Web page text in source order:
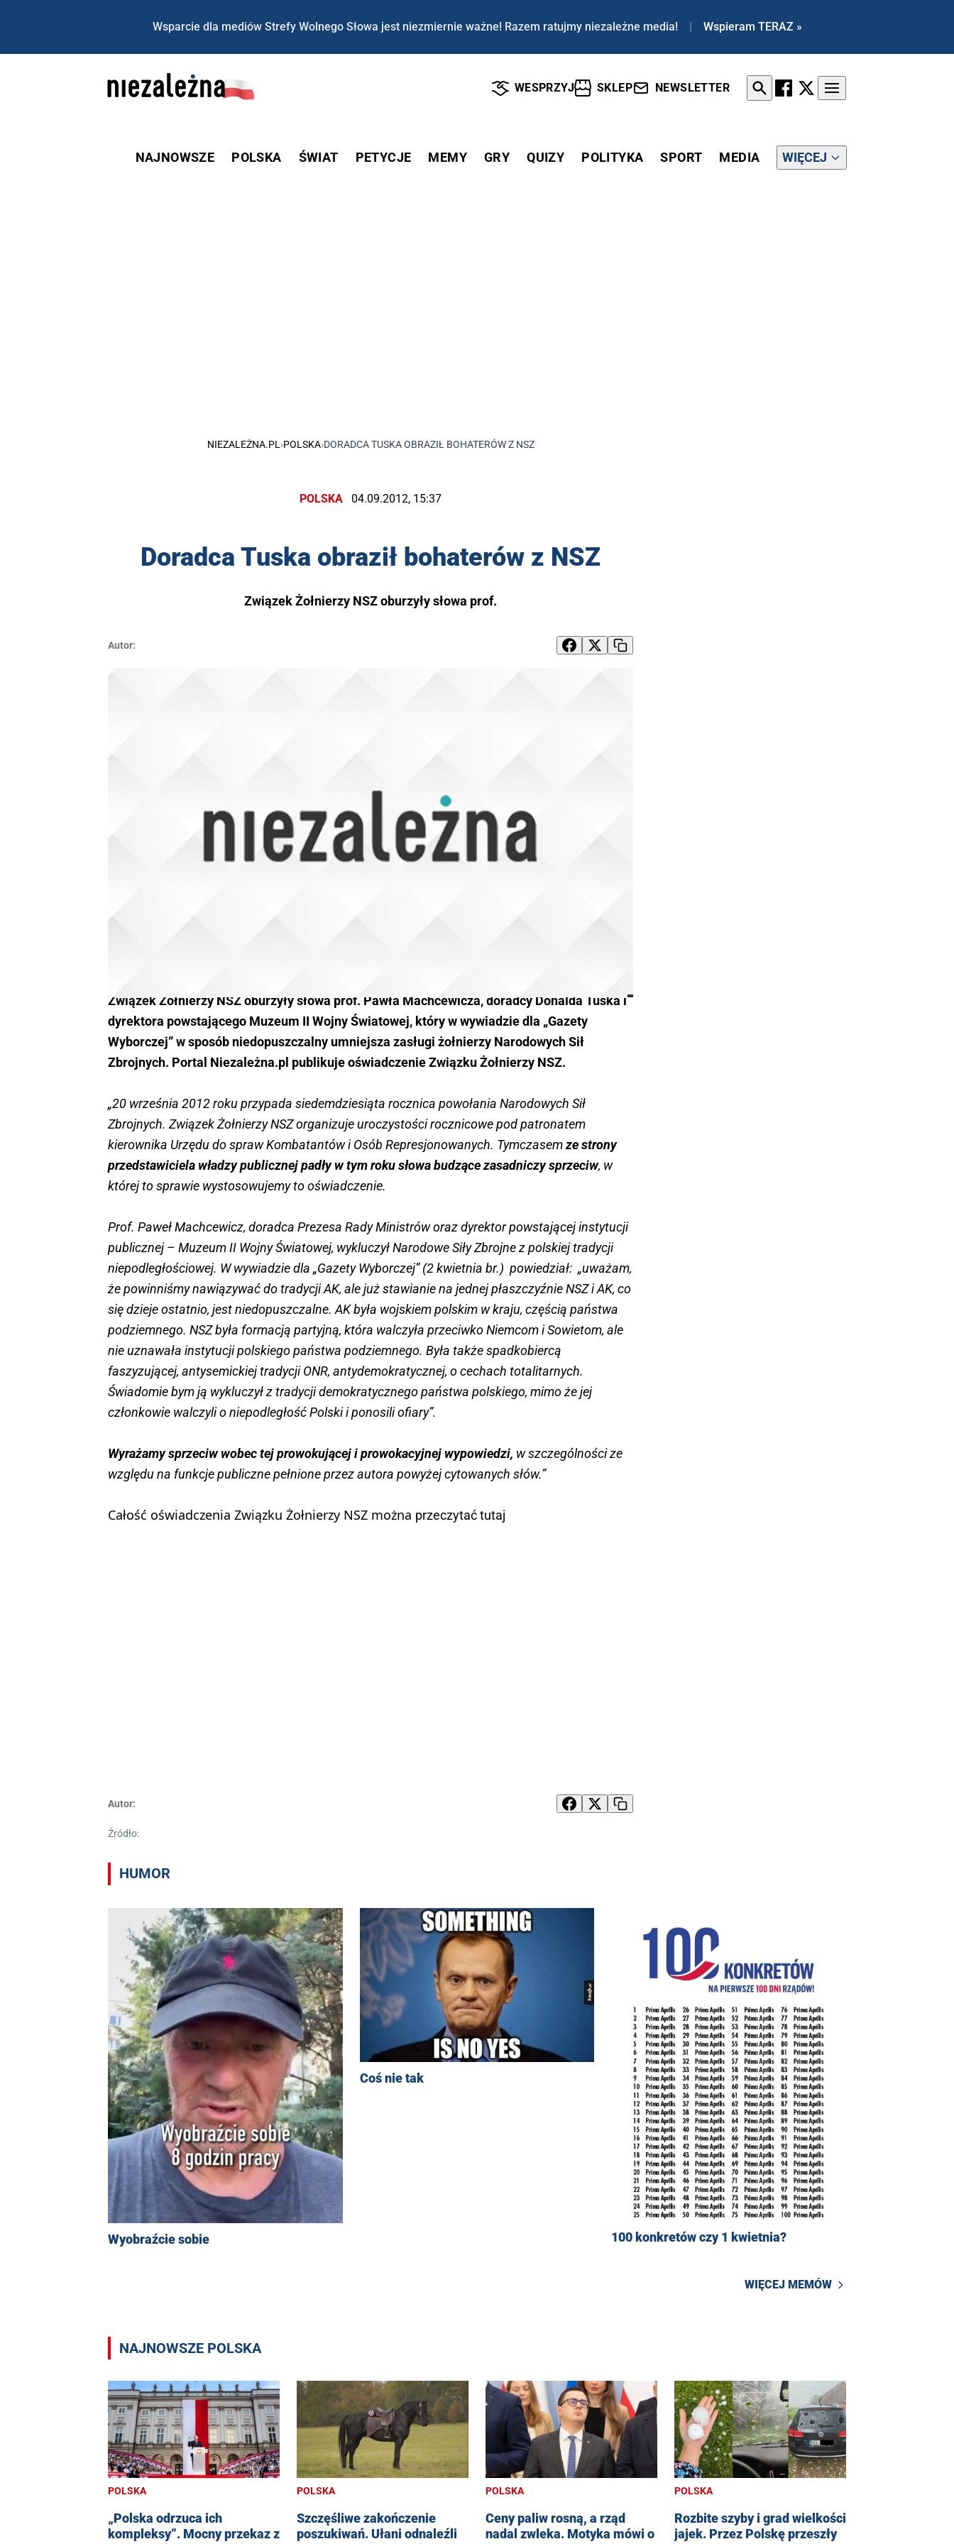
Wsparcie dla mediów Strefy Wolnego Słowa jest niezmiernie ważne! Razem ratujmy niezależne media! | Wspieram TERAZ »
WESPRZYJ SKLEP NEWSLETTER
NAJNOWSZE POLSKA ŚWIAT PETYCJE MEMY GRY QUIZY POLITYKA SPORT MEDIA WIĘCEJ
NIEZALEŻNA.PL ›POLSKA›DORADCA TUSKA OBRAZIŁ BOHATERÓW Z NSZ
POLSKA 04.09.2012, 15:37
Doradca Tuska obraził bohaterów z NSZ
Związek Żołnierzy NSZ oburzyły słowa prof.
Autor:
Związek Żołnierzy NSZ oburzyły słowa prof. Pawła Machcewicza, doradcy Donalda Tuska i
dyrektora powstającego Muzeum II Wojny Światowej, który w wywiadzie dla „Gazety
Wyborczej” w sposób niedopuszczalny umniejsza zasługi żołnierzy Narodowych Sił
Zbrojnych. Portal Niezależna.pl publikuje oświadczenieZwiązku Żołnierzy NSZ.
„20 września 2012 roku przypada siedemdziesiąta rocznica powołania Narodowych Sił
Zbrojnych. Związek Żołnierzy NSZ organizuje uroczystości rocznicowe pod patronatem
kierownika Urzędu do spraw Kombatantów i Osób Represjonowanych. Tymczasemze strony
przedstawiciela władzy publicznej padły w tym roku słowa budzące zasadniczy sprzeciw, w
której to sprawie wystosowujemy to oświadczenie.
Prof. Paweł Machcewicz, doradca Prezesa Rady Ministrów oraz dyrektor powstającej instytucji
publicznej – Muzeum II Wojny Światowej, wykluczył Narodowe Siły Zbrojne z polskiej tradycji
niepodległościowej. W wywiadzie dla „Gazety Wyborczej” (2 kwietnia br.) powiedział: „uważam,
że powinniśmy nawiązywać do tradycji AK, ale już stawianie na jednej płaszczyźnie NSZ i AK, co
się dzieje ostatnio, jest niedopuszczalne. AK była wojskiem polskim w kraju, częścią państwa
podziemnego. NSZ była formacją partyjną, która walczyła przeciwko Niemcom i Sowietom, ale
nie uznawała instytucji polskiego państwa podziemnego. Była także spadkobiercą
faszyzującej, antysemickiej tradycji ONR, antydemokratycznej, o cechach totalitarnych.
Świadomie bym ją wykluczył z tradycji demokratycznego państwa polskiego, mimo że jej
członkowie walczyli o niepodległość Polski i ponosili ofiary”.
Wyrażamy sprzeciw wobec tej prowokującej i prowokacyjnej wypowiedzi, w szczególności ze
względu na funkcje publiczne pełnione przez autora powyżej cytowanych słów.”
Całość oświadczenia Związku Żołnierzy NSZ można przeczytać tutaj
Autor:
Źródło:
HUMOR
Wyobraźcie sobie
Coś nie tak
100 konkretów czy 1 kwietnia?
WIĘCEJ MEMÓW
NAJNOWSZE POLSKA
POLSKA
„Polska odrzuca ich
kompleksy”. Mocny przekaz z
POLSKA
Szczęśliwe zakończenie
poszukiwań. Ułani odnaleźli
POLSKA
Ceny paliw rosną, a rząd
nadal zwleka. Motyka mówi o
POLSKA
Rozbite szyby i grad wielkości
jajek. Przez Polskę przeszły